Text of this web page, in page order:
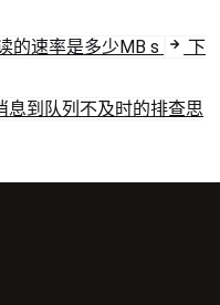
的速率是多少MB s
下
息到队列不及时的排查思